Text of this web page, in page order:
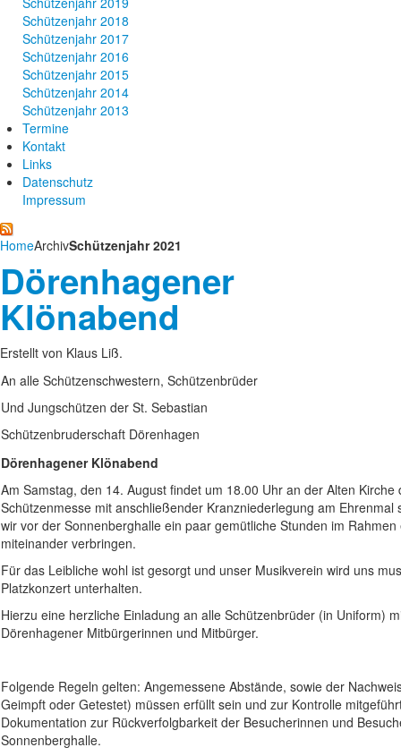
Schützenjahr 2018
Schützenjahr 2017
Schützenjahr 2016
Schützenjahr 2015
Schützenjahr 2014
Schützenjahr 2013
Termine
Kontakt
Links
Datenschutz
Impressum
HomeArchivSchützenjahr 2021
Dörenhagener
Klönabend
Erstellt von Klaus Liß.
An alle Schützenschwestern, Schützenbrüder
Und Jungschützen der St. Sebastian
Schützenbruderschaft Dörenhagen
Dörenhagener Klönabend
Am Samstag, den 14. August findet um 18.00 Uhr an der Alten Kirche
Schützenmesse mit anschließender Kranzniederlegung am Ehrenmal
wir vor der Sonnenberghalle ein paar gemütliche Stunden im Rahmen
miteinander verbringen.
Für das Leibliche wohl ist gesorgt und unser Musikverein wird uns
Platzkonzert unterhalten.
Hierzu eine herzliche Einladung an alle Schützenbrüder (in Uniform)
Dörenhagener Mitbürgerinnen und Mitbürger.
Folgende Regeln gelten: Angemessene Abstände, sowie der
Geimpft oder Getestet) müssen erfüllt sein und zur Kontrolle
Dokumentation zur Rückverfolgbarkeit der Besucherinnen und
Sonnenberghalle.